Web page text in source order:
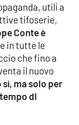
utili a
tifoserie,
Conte è
in tutte le
che fino a
il nuovo
ma solo per
di